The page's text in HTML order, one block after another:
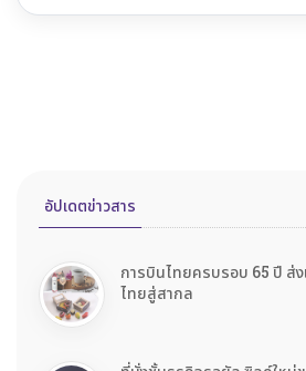
อัปเดตข่าวสาร
การบินไทยครบรอบ 65 ปี ส่
ไทยสู่สากล